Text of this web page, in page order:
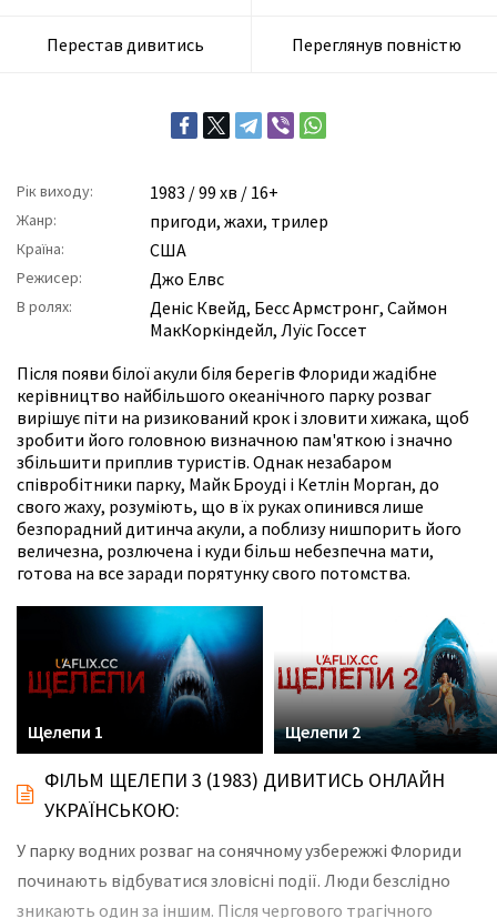
Перестав дивитись Переглянув повністю
Рік виходу: 1983 / 99 хв / 16+
Жанр: пригоди, жахи, трилер
Країна: США
Режисер: Джо Елвс
В ролях: Деніс Квейд, Бесс Армстронг, Саймон
МакКоркіндейл, Луїс Госсет
Після появи білої акули біля берегів Флориди жадібне
керівництво найбільшого океанічного парку розваг
вирішує піти на ризикований крок і зловити хижака, щоб
зробити його головною визначною пам'яткою і значно
збільшити приплив туристів. Однак незабаром
співробітники парку, Майк Броуді і Кетлін Морган, до
свого жаху, розуміють, що в їх руках опинився лише
безпорадний дитинча акули, а поблизу нишпорить його
величезна, розлючена і куди більш небезпечна мати,
готова на все заради порятунку свого потомства.
Щелепи 1 Щелепи 2
ФІЛЬМ ЩЕЛЕПИ 3 (1983) ДИВИТИСЬ ОНЛАЙН
УКРАЇНСЬКОЮ:
У парку водних розваг на сонячному узбережжі Флориди
починають відбуватися зловісні події. Люди безслідно
зникають один за іншим. Після чергового трагічного